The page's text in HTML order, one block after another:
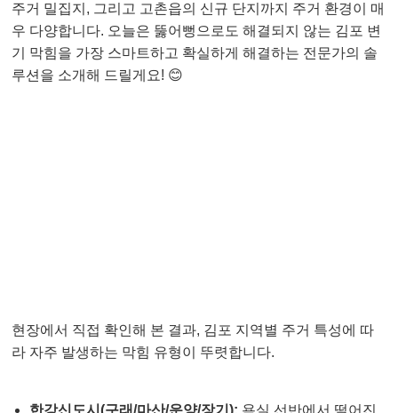
주거 밀집지, 그리고 고촌읍의 신규 단지까지 주거 환경이 매
우 다양합니다. 오늘은 뚫어뻥으로도 해결되지 않는 김포 변
기 막힘을 가장 스마트하고 확실하게 해결하는 전문가의 솔
루션을 소개해 드릴게요! 😊
현장에서 직접 확인해 본 결과, 김포 지역별 주거 특성에 따
라 자주 발생하는 막힘 유형이 뚜렷합니다.